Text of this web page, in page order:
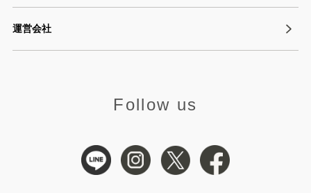
運営会社
Follow us